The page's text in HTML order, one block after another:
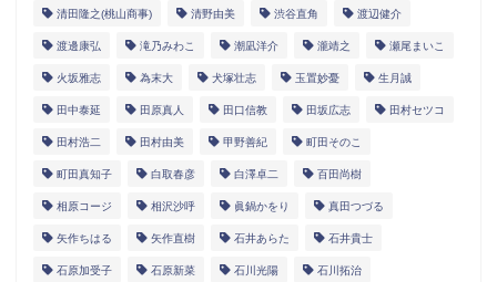
清田隆之(桃山商事) 清野由美 渋谷直角 渡辺健介
渡邊康弘 滝乃みわこ 潮凪洋介 瀧靖之 瀬尾まいこ
火坂雅志 為末大 犬塚壮志 玉置妙憂 生月誠
田中泰延 田原真人 田口信教 田坂広志 田村セツコ
田村浩二 田村由美 甲野善紀 町田そのこ
町田真知子 白取春彦 白澤卓二 百田尚樹
相原コージ 相沢沙呼 眞鍋かをり 真田つづる
矢作ちはる 矢作直樹 石井あらた 石井貴士
石原加受子 石原新菜 石川光陽 石川拓治